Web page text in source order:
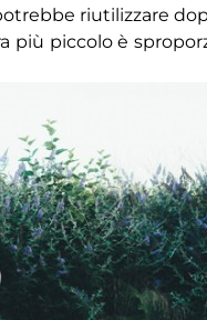
riutilizzare
più piccolo è